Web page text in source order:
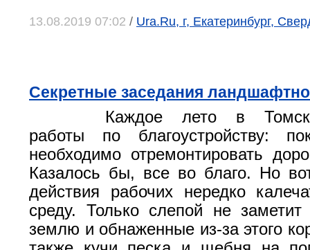
13.08.2019 07:02 / Ura.Ru, г, Екатеринбург,
Секретные заседания
Каждое лето в
работы по благоустройству:
необходимо отремонтировать
Казалось бы, все во благо. Но
действия рабочих нередко
среду. Только слепой не заметит
землю и обнаженные из-за этого